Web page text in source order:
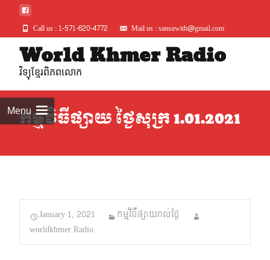
Call us : 1-571-620-4772 Mail us : sansuwith@gmail.com
World Khmer Radio
វិទ្យុខ្មែរពិភពលោក
Menuកម្មវិធីផ្សាយ ថ្ងៃសុក្រ 1.01.2021
January 1, 2021
កម្មវិធីផ្សាយរាល់ថ្ងៃ
worldkhmer Radio